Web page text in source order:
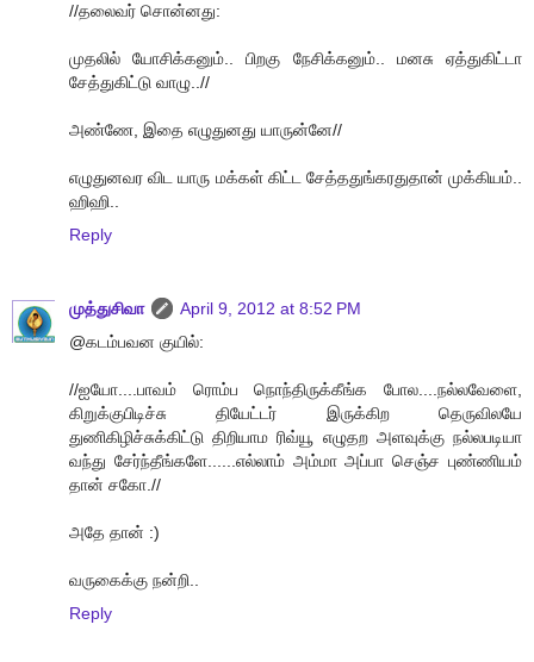
//தலைவர் சொன்னது:
முதலில் யோசிக்கனும்.. பிறகு நேசிக்கனும்.. மனசு ஏத்துகிட்டா
சேத்துகிட்டு வாழு..//
அண்ணே, இதை எழுதுனது யாருன்னே//
எழுதுனவர விட யாரு மக்கள் கிட்ட சேத்ததுங்கரதுதான் முக்கியம்..
ஹிஹி..
Reply
முத்துசிவா
April 9, 2012 at 8:52 PM
@கடம்பவன குயில்:
//ஐயோ....பாவம் ரொம்ப நொந்திருக்கீங்க போல....நல்லவேளை,
கிறுக்குபிடிச்சு தியேட்டர் இருக்கிற தெருவிலயே
துணிகிழிச்சுக்கிட்டு திறியாம ரிவ்யூ எழுதற அளவுக்கு நல்லபடியா
வந்து சேர்ந்தீங்களே......எல்லாம் அம்மா அப்பா செஞ்ச புண்ணியம்
தான் சகோ.//
அதே தான் :)
வருகைக்கு நன்றி..
Reply